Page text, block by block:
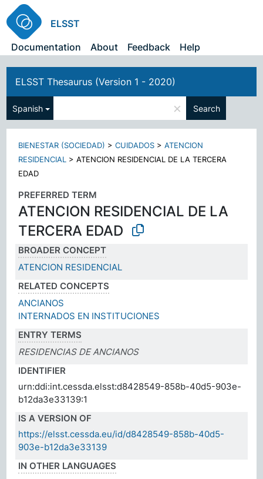
ELSST
Documentation
About Feedback Help
ELSST Thesaurus (Version 1 - 2020)
Spanish × Search
BIENESTAR (SOCIEDAD) >CUIDADOS >ATENCION
RESIDENCIAL >ATENCION RESIDENCIAL DE LA TERCERA
EDAD
PREFERRED TERM
ATENCION RESIDENCIAL DE LA
TERCERA EDAD
BROADER CONCEPT
ATENCION RESIDENCIAL
RELATED CONCEPTS
ANCIANOS
INTERNADOS EN INSTITUCIONES
ENTRY TERMS
RESIDENCIAS DE ANCIANOS
IDENTIFIER
urn:ddi:int.cessda.elsst:d8428549-858b-40d5-903e-
b12da3e33139:1
IS A VERSION OF
https://elsst.cessda.eu/id/d8428549-858b-40d5-
903e-b12da3e33139
IN OTHER LANGUAGES